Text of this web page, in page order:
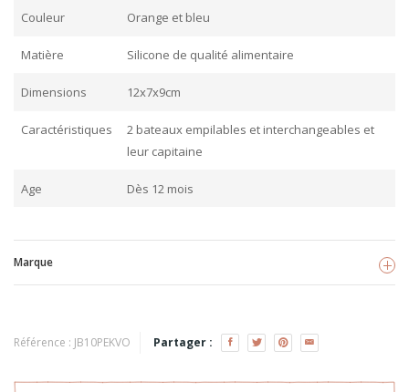
Couleur Orange et bleu
Matière Silicone de qualité alimentaire
Dimensions 12x7x9cm
Caractéristiques
2 bateaux empilables et interchangeables et
leur capitaine
Age Dès 12 mois
Marque
Petikids
Voir les produits
Référence : JB10PEKVO Partager :